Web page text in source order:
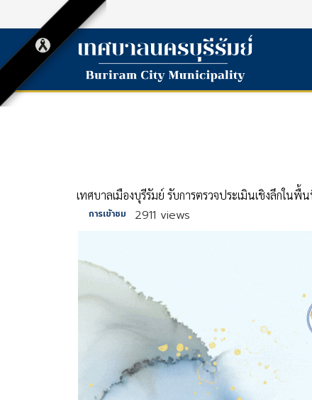
เทศบาลเมืองบุรีรัมย์ รับการตรวจประเมินเชิงลึกใ
การเข้าชม 2911 views